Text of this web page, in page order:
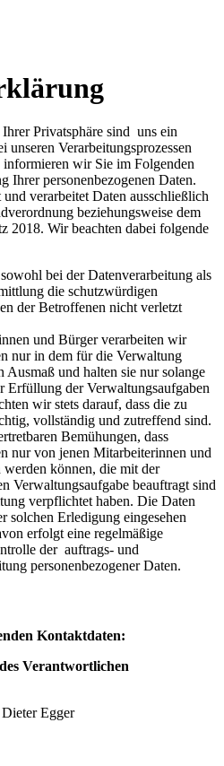
Privatsphäre sind uns ein
Verarbeitungsprozessen
informieren wir Sie im Folgenden
Ihrer personenbezogenen Daten.
verarbeitet Daten ausschließlich
beziehungsweise dem
2018. Wir beachten dabei folgende
bei der Datenverarbeitung als
die schutzwürdigen
der Betroffenen nicht verletzt
und Bürger verarbeiten wir
nur in dem für die Verwaltung
Ausmaß und halten sie nur solange
Erfüllung der Verwaltungsaufgaben
wir stets darauf, dass die zu
vollständig und zutreffend sind.
Bemühungen, dass
nur von jenen Mitarbeiterinnen und
werden können, die mit der
Verwaltungsaufgabe beauftragt sind
verpflichtet haben. Die Daten
solchen Erledigung eingesehen
erfolgt eine regelmäßige
der auftrags- und
personenbezogener Daten.
Kontaktdaten:
Verantwortlichen
Egger